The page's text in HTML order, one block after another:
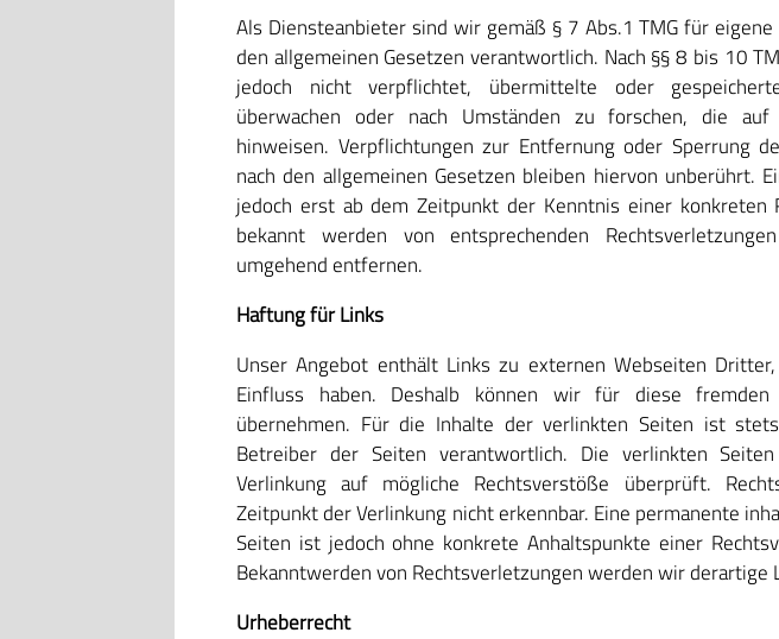
Als Diensteanbieter sind wir gemäß § 7 Abs.1 TMG für
den allgemeinen Gesetzen verantwortlich. Nach §§ 8 bis 10
jedoch nicht verpflichtet, übermittelte oder
überwachen oder nach Umständen zu forschen, die
hinweisen. Verpflichtungen zur Entfernung oder Sperrung
nach den allgemeinen Gesetzen bleiben hiervon unberührt.
jedoch erst ab dem Zeitpunkt der Kenntnis einer konkreten
bekannt werden von entsprechenden
umgehend entfernen.
Haftung für Links
Unser Angebot enthält Links zu externen Webseiten
Einfluss haben. Deshalb können wir für diese
übernehmen. Für die Inhalte der verlinkten Seiten ist
Betreiber der Seiten verantwortlich. Die verlinkten
Verlinkung auf mögliche Rechtsverstöße überprüft.
Zeitpunkt der Verlinkung nicht erkennbar. Eine permanente
Seiten ist jedoch ohne konkrete Anhaltspunkte einer
Bekanntwerden von Rechtsverletzungen werden wir derartige
Urheberrecht